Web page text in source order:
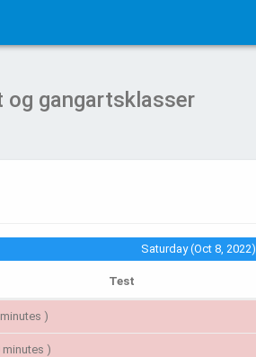
gangartsklasser
Saturday (Oct 8, 2022)
Test
)
minutes )